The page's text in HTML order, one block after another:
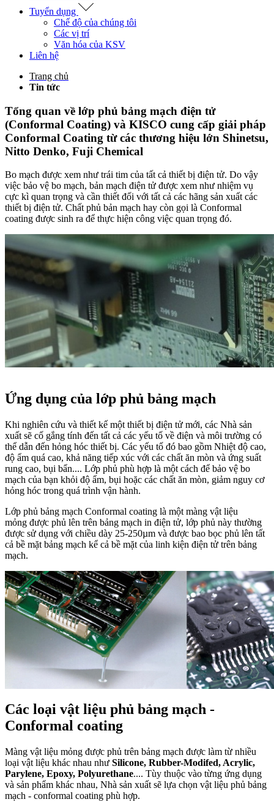
Tuyển dụng
Chế độ của chúng tôi
Các vị trí
Văn hóa của KSV
Liên hệ
Trang chủ
Tin tức
Tổng quan về lớp phủ bảng mạch điện tử
(Conformal Coating) và KISCO cung cấp giải pháp
Conformal Coating từ các thương hiệu lớn Shinetsu,
Nitto Denko, Fuji Chemical
Bo mạch được xem như trái tim của tất cả thiết bị điện tử. Do vậy
việc bảo vệ bo mạch, bản mạch điện tử được xem như nhiệm vụ
cực kì quan trọng và cần thiết đối với tất cả các hãng sản xuất các
thiết bị điện tử. Chất phủ bản mạch hay còn gọi là Conformal
coating được sinh ra để thực hiện công việc quan trọng đó.
Ứng dụng của lớp phủ bảng mạch
Khi nghiên cứu và thiết kế một thiết bị điện tử mới, các Nhà sản
xuất sẽ cố gắng tính đến tất cả các yếu tố về điện và môi trường có
thể dẫn đến hỏng hóc thiết bị. Các yếu tố đó bao gồm Nhiệt độ cao,
độ ẩm quá cao, khả năng tiếp xúc với các chất ăn mòn và ứng suất
rung cao, bụi bẩn.... Lớp phủ phù hợp là một cách để bảo vệ bo
mạch của bạn khỏi độ ẩm, bụi hoặc các chất ăn mòn, giảm nguy cơ
hỏng hóc trong quá trình vận hành.
Lớp phủ bảng mạch Conformal coating là một màng vật liệu
mỏng được phủ lên trên bảng mạch in điện tử, lớp phủ này thường
được sử dụng với chiều dày 25-250µm và được bao bọc phủ lên tất
cả bề mặt bảng mạch kể cả bề mặt của linh kiện điện tử trên bảng
mạch.
Các loại vật liệu phủ bảng mạch -
Conformal coating
Màng vật liệu mỏng được phủ trên bảng mạch được làm từ nhiều
loại vật liệu khác nhau như Silicone, Rubber-Modifed, Acrylic,
Parylene, Epoxy, Polyurethane.... Tùy thuộc vào từng ứng dụng
và sản phẩm khác nhau, Nhà sản xuất sẽ lựa chọn vật liệu phủ bảng
mạch - conformal coating phù hợp.